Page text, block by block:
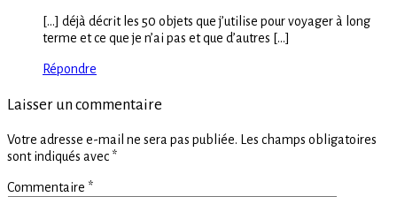
[…] déjà décrit les 50 objets que j’utilise pour voyager à long
terme et ce que je n’ai pas et que d’autres […]
Répondre
Laisser un commentaire
Votre adresse e-mail ne sera pas publiée. Les champs obligatoires
sont indiqués avec *
Commentaire *